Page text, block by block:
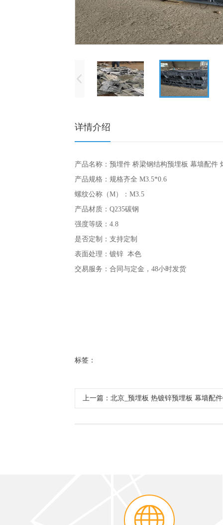
详情介绍
产品名称： 预埋件 桥梁钢结构预埋板 幕墙配件
产品规格：规格齐全 M3.5*0.6
螺纹公称（M）：M3.5
产品材质：Q235碳钢
强度等级：4.8
是否定制：支持定制
表面处理：镀锌 本色
交易服务：合同与定金，48小时发货
标签：
上一篇：北京_预埋板 热镀锌预埋板 幕墙配